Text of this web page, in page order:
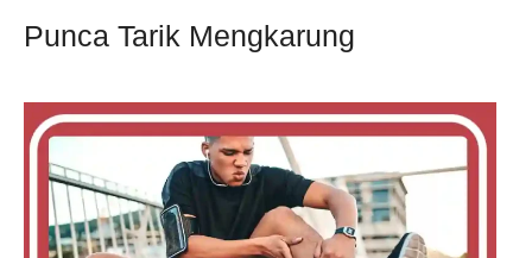
Punca Tarik Mengkarung